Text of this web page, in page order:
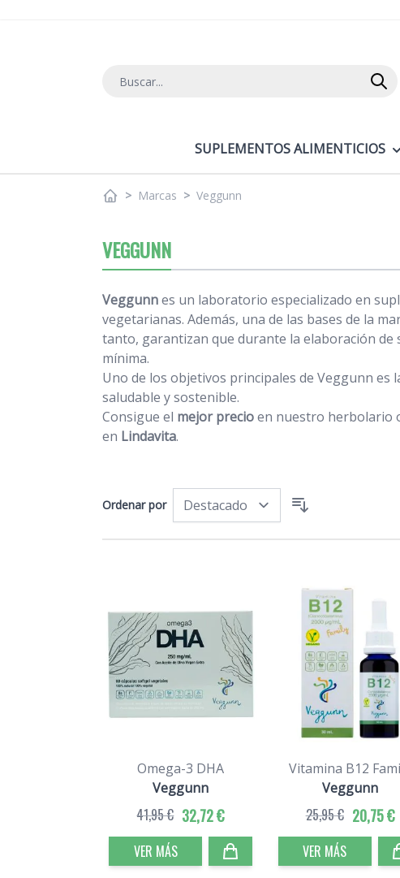
SUPLEMENTOS ALIMENTICIOS
> Marcas > Veggunn
VEGGUNN
Veggunnes un laboratorio especializado en
vegetarianas. Además, una de las bases de la
tanto, garantizan que durante la elaboración de
mínima.
Uno de los objetivos principales de Veggunn es
saludable y sostenible.
Consigue el mejor precioen nuestro herbolario
en Lindavita.
Ordenar por
Omega-3 DHA
Veggunn
32,72 €
41,95 €
VER MÁS
Vitamina B12
Veggunn
20,75 €
25,95 €
VER MÁS